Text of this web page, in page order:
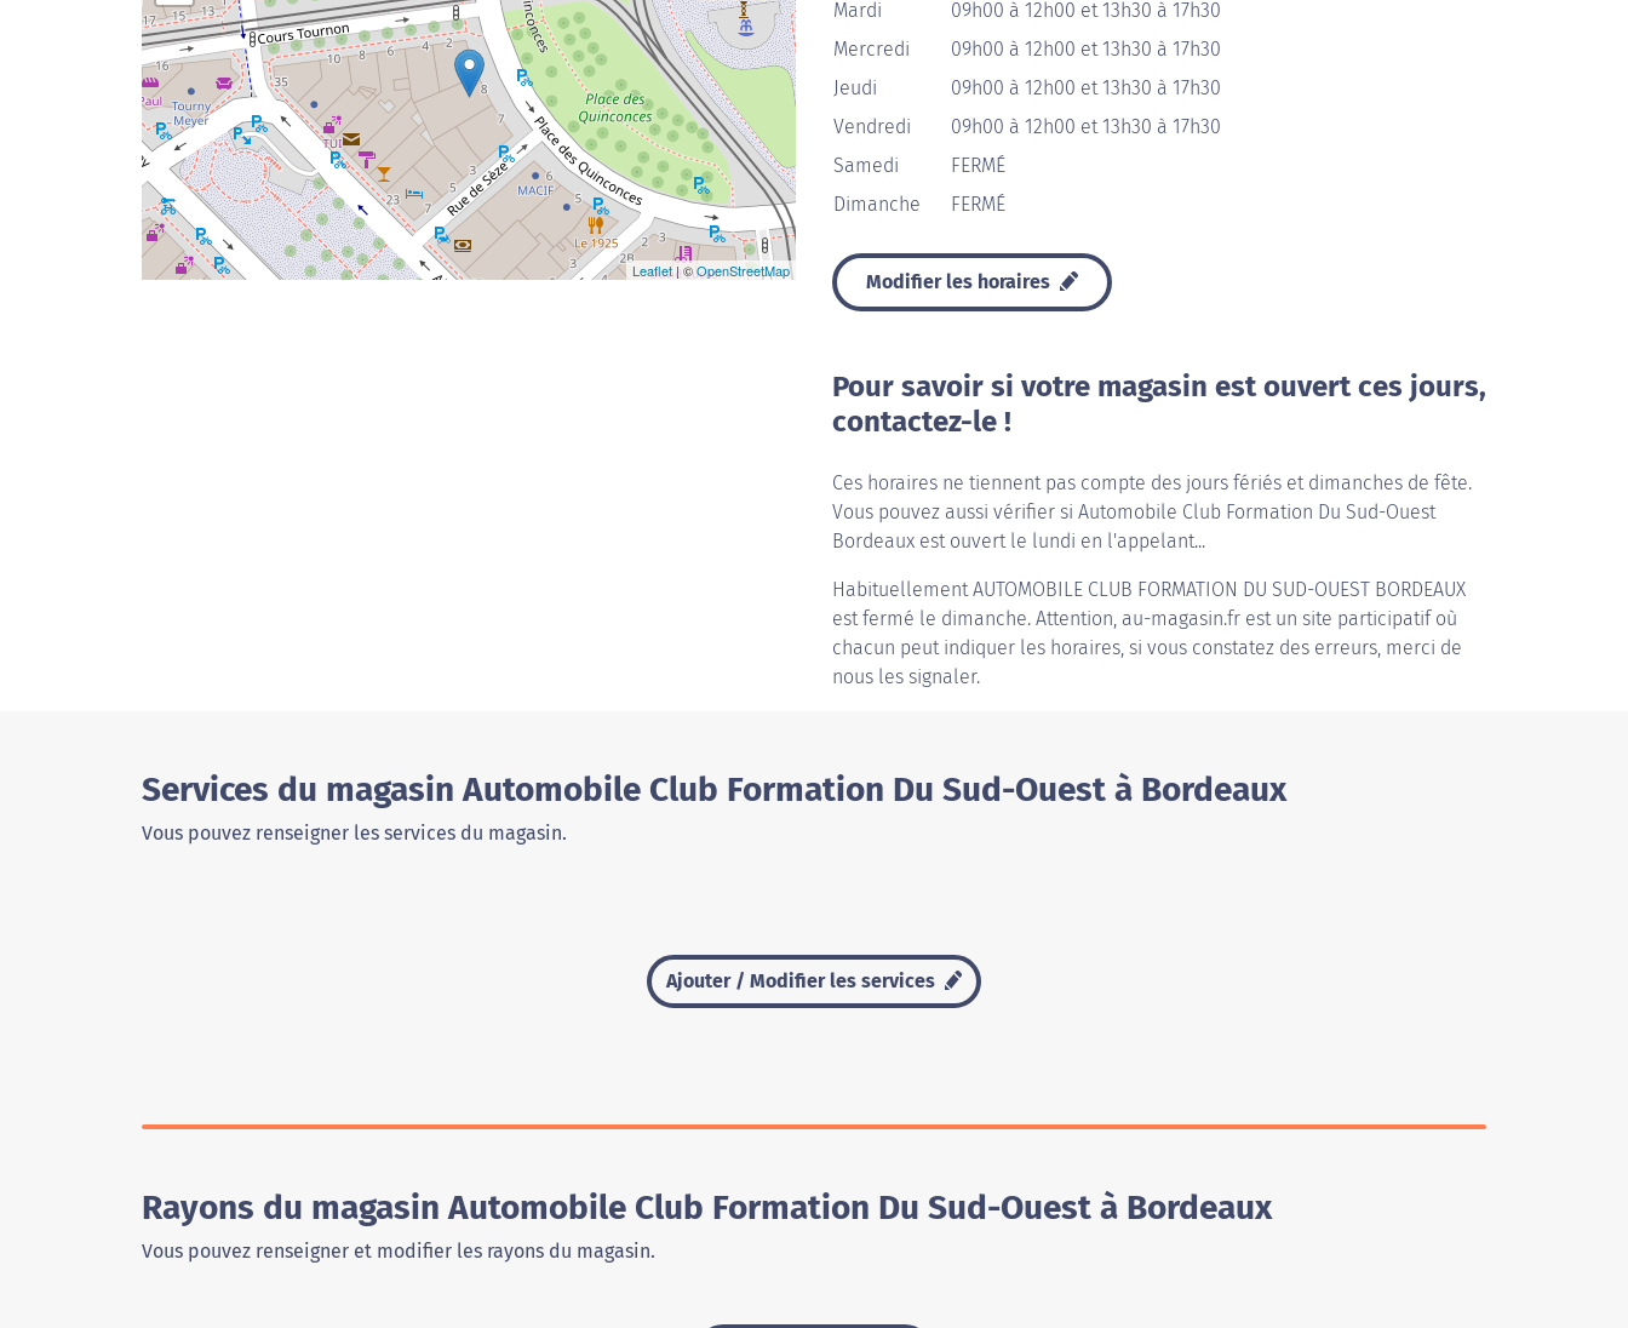
Leaflet| ©OpenStreetMap
Mardi
09h00 à 12h00 et 13h30 à 17h30
Mercredi
09h00 à 12h00 et 13h30 à 17h30
Jeudi
09h00 à 12h00 et 13h30 à 17h30
Vendredi
09h00 à 12h00 et 13h30 à 17h30
Samedi
FERMÉ
Dimanche
FERMÉ
Modifier les horaires
Pour savoir si votre magasin est ouvert ces jours,
contactez-le !
Ces horaires ne tiennent pas compte des jours fériés et dimanches de fête.
Vous pouvez aussi vérifier si Automobile Club Formation Du Sud-Ouest
Bordeaux est ouvert le lundi en l'appelant...
HabituellementAUTOMOBILE CLUB FORMATION DU SUD-OUEST BORDEAUX
est fermé le dimanche. Attention, au-magasin.fr est un site participatif où
chacun peut indiquer les horaires, si vous constatez des erreurs, merci de
nous les signaler.
Services du magasin Automobile Club Formation Du Sud-Ouest à Bordeaux
Vous pouvez renseigner les services du magasin.
Ajouter / Modifier les services
Rayons du magasin Automobile Club Formation Du Sud-Ouest à Bordeaux
Vous pouvez renseigner et modifier les rayons du magasin.